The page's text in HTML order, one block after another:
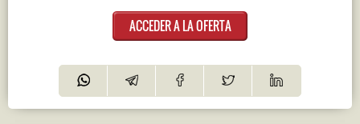
ACCEDER A LA OFERTA